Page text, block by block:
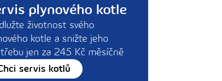
plynového kotle
životnost svého
kotle a snižte jeho
jen za 245 Kč měsíčně
servis kotlů